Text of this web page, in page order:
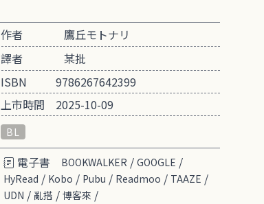
作者
鷹丘モトナリ
譯者
某批
ISBN
9786267642399
上市時間
2025-10-09
BL
電子書 BOOKWALKER / GOOGLE /
HyRead / Kobo / Pubu / Readmoo / TAAZE /
UDN / 亂搭 / 博客來 /